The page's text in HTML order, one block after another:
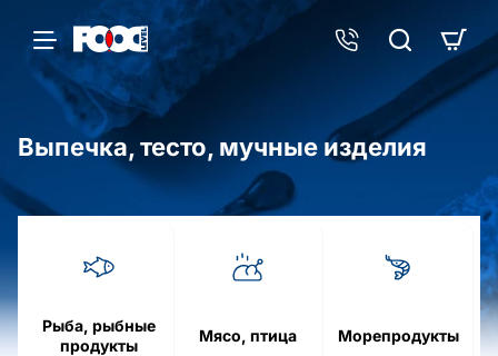
o
Выпечка, тесто, мучные изделия
Рыба, рыбные
продукты
Мясо, птица Морепродукты